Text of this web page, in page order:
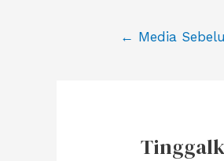
Navigasi
← Media